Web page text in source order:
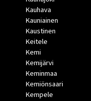
Kauhava
Kauniainen
Kaustinen
Keitele
Kemi
Kemijärvi
Keminmaa
Kemiönsaari
Kempele